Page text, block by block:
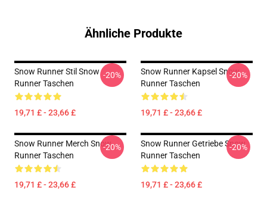
Ähnliche Produkte
Snow Runner Stil Snow
Runner Taschen
19,71 £ - 23,66 £
-20%
Snow Runner Kapsel Snow
Runner Taschen
19,71 £ - 23,66 £
-20%
Snow Runner Merch Snow
Runner Taschen
19,71 £ - 23,66 £
-20%
Snow Runner Getriebe Snow
Runner Taschen
19,71 £ - 23,66 £
-20%